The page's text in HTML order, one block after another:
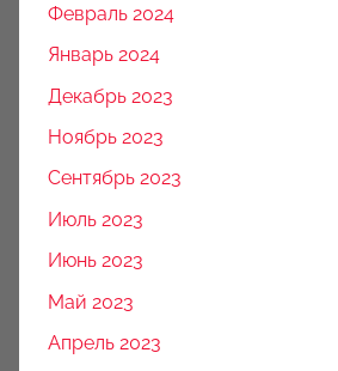
Февраль 2024
Январь 2024
Декабрь 2023
Ноябрь 2023
Сентябрь 2023
Июль 2023
Июнь 2023
Май 2023
Апрель 2023